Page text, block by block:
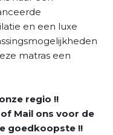
en een luxe
matras een
regio !!
Mail ons voor de
goedkoopste !!